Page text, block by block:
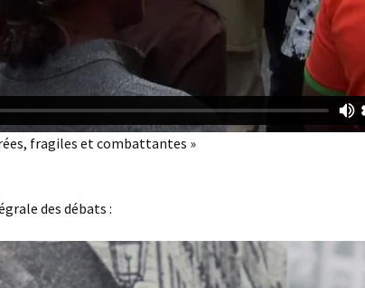
fragiles et combattantes »
des débats :